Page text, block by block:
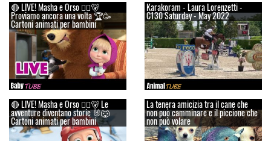
🔴 LIVE! Masha e Orso 👱‍♀️🐻
Proviamo ancora una volta 🏆🥳
Cartoni animati per bambini
Karakoram - Laura Lorenzetti -
C130 Saturday - May 2022
🔴 LIVE! Masha e Orso 👱‍♀️🐻 Le
avventure diventano storie 🐰🐺
Cartoni animati per bambini
La tenera amicizia tra il cane che
non può camminare e il piccione che
non può volare